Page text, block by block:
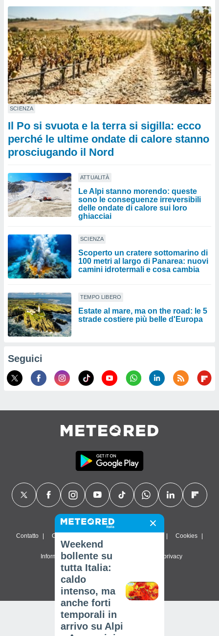
SCIENZA
Il Po si svuota e la terra si sigilla: ecco
perché le ultime ondate di calore stanno
prosciugando il Nord
ATTUALITÀ
Le Alpi stanno morendo: queste
sono le conseguenze irreversibili
delle ondate di calore sui loro
ghiacciai
SCIENZA
Scoperto un cratere sottomarino di
100 metri al largo di Panarea: nuovi
camini idrotermali e cosa cambia
TEMPO LIBERO
Estate al mare, ma on the road: le 5
strade costiere più belle d'Europa
Seguici
Contatto Chi siamo Cookies
Informativa sulla privacy Impostazioni sulla privacy
© 2026 Meteored. Tutti i diritti riservati
Weekend
bollente su
tutta Italia:
caldo
intenso, ma
anche forti
temporali in
arrivo su Alpi